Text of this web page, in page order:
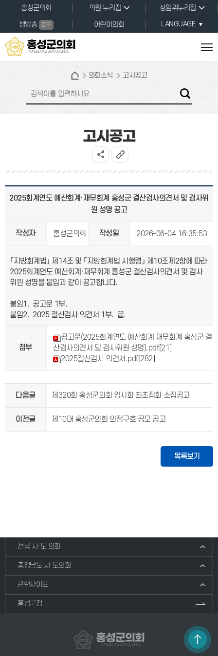
본문바로가기
홍성군의회 의원 누리집
상임위누리집
생방송
OFF 어린이의회 LANGUAGE
홍성군의회
HONGSEONG GUN COUNCIL
의회소식 고시공고
고시공고
2025회계연도 예산회계·재무회계 홍성군 결산검사의견서 및 검사위
원 성명 공고
작성자 홍성군의회 작성일 2026-06-04 16:35:53
「지방회계법」 제14조 및 「지방회계법 시행령」 제10조제2항에 따라
2025회계연도 예산회계·재무회계 홍성군 결산검사의견서 및 검사
위원 성명을 붙임과 같이 공고합니다.
붙임1. 공고문 1부.
붙임2. 2025 결산검사 의견서 1부. 끝.
첨부
공고문(2025회계연도 예산회계 재무회계 홍성군 결
산검사의견서 및 검사위원 성명).pdf[21]
2025결산검사 의견서.pdf[282]
다음글 제320회 홍성군의회 임시회 최초집회 소집공고
이전글 제10대 홍성군의회 의정구호 공모 공고
목록보기
전국 시·도 의회
충청남도 시·도의회
관련사이트
홍성군청
홍성군의회
HONGSEONG GUN COUNCIL